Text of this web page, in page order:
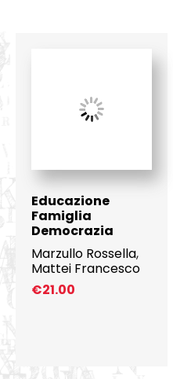
Educazione
Famiglia
Democrazia
Marzullo Rossella,
Mattei Francesco
€21.00